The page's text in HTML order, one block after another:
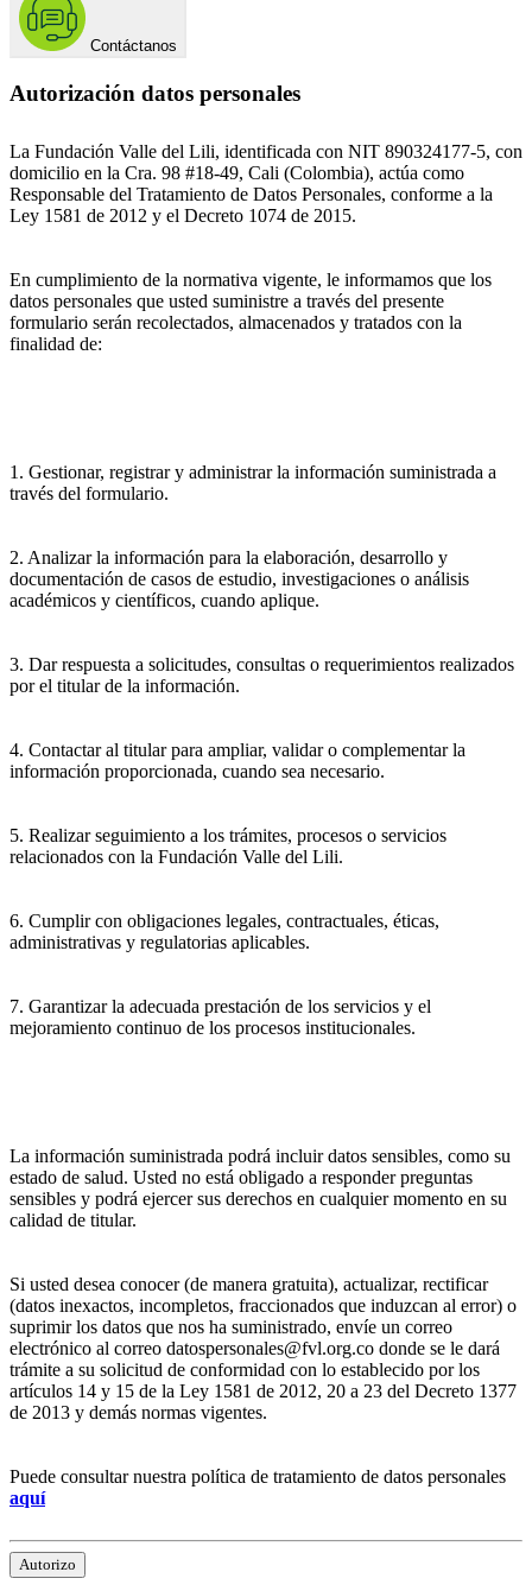
Contáctanos
Autorización datos personales
La Fundación Valle del Lili, identificada con NIT 890324177-5, con
domicilio en la Cra. 98 #18-49, Cali (Colombia), actúa como
Responsable del Tratamiento de Datos Personales, conforme a la
Ley 1581 de 2012 y el Decreto 1074 de 2015.
En cumplimiento de la normativa vigente, le informamos que los
datos personales que usted suministre a través del presente
formulario serán recolectados, almacenados y tratados con la
finalidad de:
1. Gestionar, registrar y administrar la información suministrada a
través del formulario.
2. Analizar la información para la elaboración, desarrollo y
documentación de casos de estudio, investigaciones o análisis
académicos y científicos, cuando aplique.
3. Dar respuesta a solicitudes, consultas o requerimientos realizados
por el titular de la información.
4. Contactar al titular para ampliar, validar o complementar la
información proporcionada, cuando sea necesario.
5. Realizar seguimiento a los trámites, procesos o servicios
relacionados con la Fundación Valle del Lili.
6. Cumplir con obligaciones legales, contractuales, éticas,
administrativas y regulatorias aplicables.
7. Garantizar la adecuada prestación de los servicios y el
mejoramiento continuo de los procesos institucionales.
La información suministrada podrá incluir datos sensibles, como su
estado de salud. Usted no está obligado a responder preguntas
sensibles y podrá ejercer sus derechos en cualquier momento en su
calidad de titular.
Si usted desea conocer (de manera gratuita), actualizar, rectificar
(datos inexactos, incompletos, fraccionados que induzcan al error) o
suprimir los datos que nos ha suministrado, envíe un correo
electrónico al correo datospersonales@fvl.org.co donde se le dará
trámite a su solicitud de conformidad con lo establecido por los
artículos 14 y 15 de la Ley 1581 de 2012, 20 a 23 del Decreto 1377
de 2013 y demás normas vigentes.
Puede consultar nuestra política de tratamiento de datos personales
aquí
Autorizo